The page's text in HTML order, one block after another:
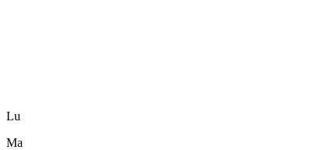
Lu
Ma